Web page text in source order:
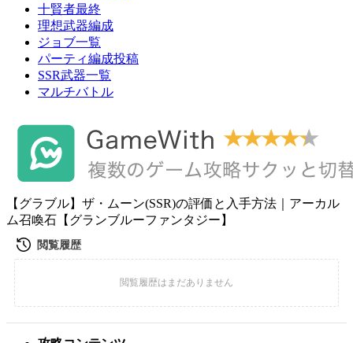
十賢者最終
理想武器編成
ジョブ一覧
パーティ編成投稿
SSR武器一覧
マルチバトル
【グラブル】ザ・ムーン(SSR)の評価と入手方法｜アーカル
ム召喚石【グランブルーファンタジー】